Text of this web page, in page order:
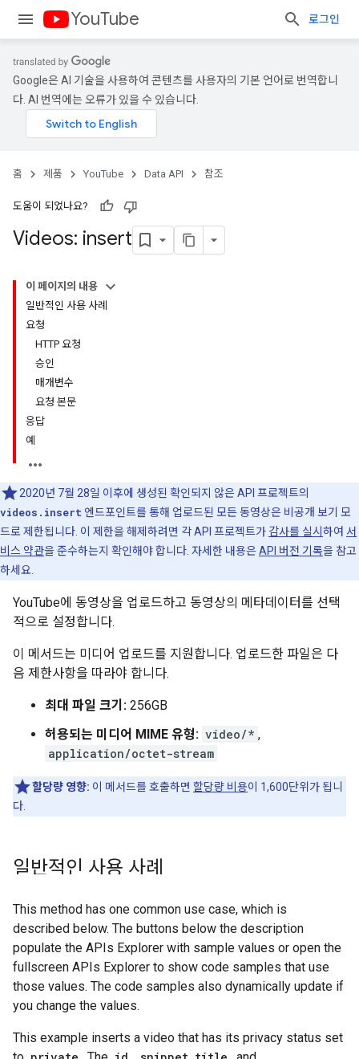
YouTube 로그인
Google은 AI 기술을 사용하여 콘텐츠를 사용자의 기본 언어로 번역합니
다. AI 번역에는 오류가 있을 수 있습니다.
홈 제품 YouTube Data API 참조
도움이 되었나요?
Videos: insert
이 페이지의 내용
일반적인 사용 사례
요청
HTTP 요청
승인
매개변수
요청 본문
응답
예
2020년 7월 28일 이후에 생성된 확인되지 않은 API 프로젝트의
videos.insert 엔드포인트를 통해 업로드된 모든 동영상은 비공개 보기 모
드로 제한됩니다. 이 제한을 해제하려면 각 API 프로젝트가 감사를 실시 하여 서
비스 약관을 준수하는지 확인해야 합니다. 자세한 내용은API 버전 기록을 참고
하세요.
YouTube에 동영상을 업로드하고 동영상의 메타데이터를 선택
적으로 설정합니다.
이 메서드는 미디어 업로드를 지원합니다. 업로드한 파일은 다
음 제한사항을 따라야 합니다.
최대 파일 크기: 256GB
허용되는 미디어 MIME 유형: video/* ,
application/octet-stream
할당량 영향: 이 메서드를 호출하면 할당량 비용이 1,600단위가 됩니
다.
일반적인 사용 사례